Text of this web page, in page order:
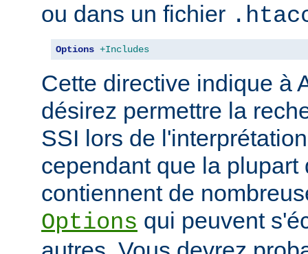
ou dans un fichier
Options +Includes
Cette directive indique à
désirez permettre la
SSI lors de
cependant que la
contiennent de
Options qui peuvent